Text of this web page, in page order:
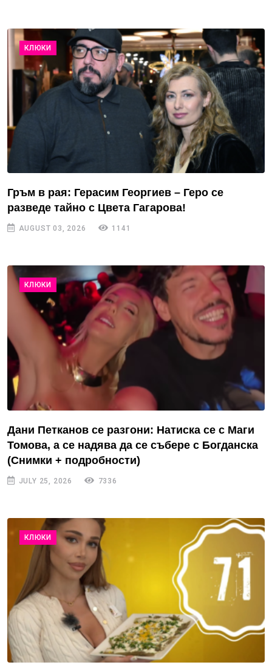
КЛЮКИ
Гръм в рая: Герасим Георгиев – Геро се
разведе тайно с Цвета Гагарова!
AUGUST 03, 2026 1141
КЛЮКИ
Дани Петканов се разгони: Натиска се с Маги
Томова, а се надява да се събере с Богданска
(Снимки + подробности)
JULY 25, 2026 7336
КЛЮКИ